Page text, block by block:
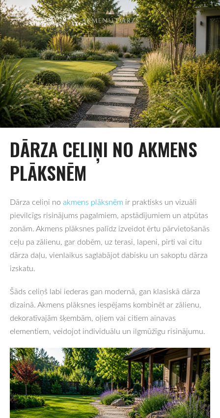
DĀRZA CELIŅI NO AKMENS
PLĀKSNĒM
Dārza celiņi no akmens plāksnēm ir praktisks un vizuāli
pievilcīgs risinājums pagalmiem, apstādījumiem un atpūtas
zonām. Akmens plāksnes palīdz izveidot ērtu pārvietošanās
ceļu pa zālienu, gar dobēm, uz terasi, lapeni, pirti vai citu
dārza daļu, vienlaikus saglabājot dabisku un sakoptu dārza
izskatu.
Šāds celiņš labi iederas gan modernā, gan klasiskā dārza
dizainā. Akmens plāksnes iespējams kombinēt ar zālienu,
dekoratīvajām šķembām, oļiem vai citiem ainavas
elementiem, veidojot individuālu un ilgmūžīgu risinājumu.